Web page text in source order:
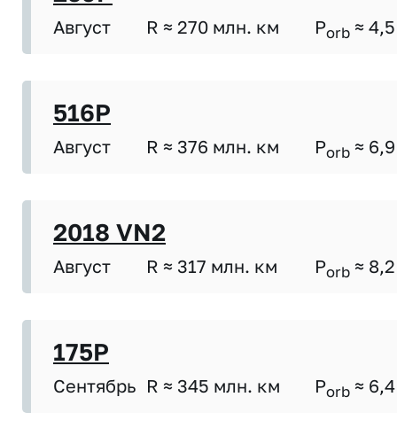
Август R ≈ 270 млн. км Porb ≈ 4,5
516P
Август R ≈ 376 млн. км Porb ≈ 6,9
2018 VN2
Август R ≈ 317 млн. км Porb ≈ 8,2
175P
Сентябрь R ≈ 345 млн. км Porb ≈ 6,4